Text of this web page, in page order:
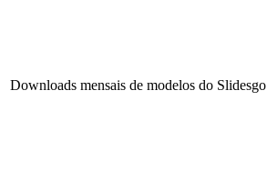
Downloads mensais de modelos do Slidesgo